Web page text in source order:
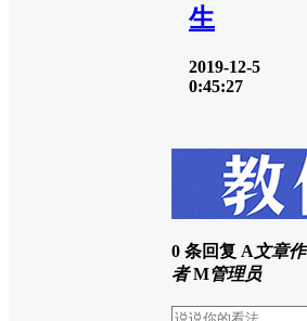
生
2019-12-5
0:45:27
0 条回复 A文章作
者 M管理员